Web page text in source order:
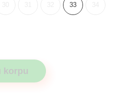
33
korpu